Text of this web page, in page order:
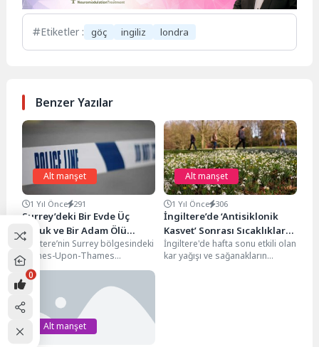
Etiketler : göç ingiliz londra
Benzer Yazılar
Alt manşet
1 Yıl Önce 291
Surrey’deki Bir Evde Üç
Çocuk ve Bir Adam Ölü
Bulundu
İngiltere’nin Surrey bölgesindeki
Staines-Upon-Thames
kasabasında bulunan bir evde
üç çocuk ve bir erkek ölü
bulundu....
Alt manşet
1 Yıl Önce 306
İngiltere’de ‘Antisiklonik
Kasvet’ Sonrası Sıcaklıklar
14°C’ye Kadar Yükselecek
İngiltere'de hafta sonu etkili olan
kar yağışı ve sağanakların
Alt manşet
0